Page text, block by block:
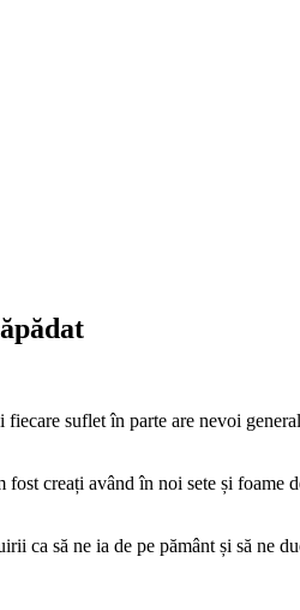
suflet în parte are nevoi
creați având în noi sete și
ca să ne ia de pe pământ și să ne